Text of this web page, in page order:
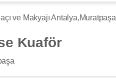
ve Makyajı Antalya,Muratpaşa
Kuaför